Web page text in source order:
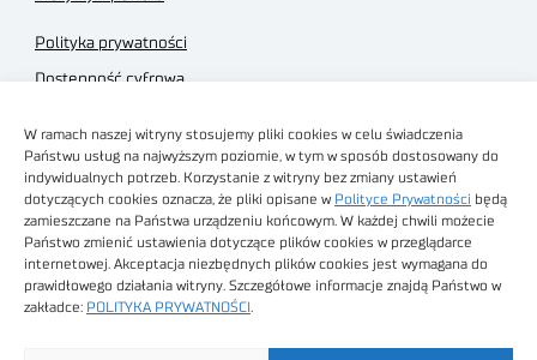
W ramach naszej witryny stosujemy pliki cookies w celu świadczenia
Państwu usług na najwyższym poziomie, w tym w sposób dostosowany do
indywidualnych potrzeb. Korzystanie z witryny bez zmiany ustawień
dotyczących cookies oznacza, że pliki opisane w Polityce Prywatności będą
zamieszczane na Państwa urządzeniu końcowym. W każdej chwili możecie
Państwo zmienić ustawienia dotyczące plików cookies w przeglądarce
internetowej. Akceptacja niezbędnych plików cookies jest wymagana do
prawidłowego działania witryny. Szczegółowe informacje znajdą Państwo w
zakładce: POLITYKA PRYWATNOŚCI
Polityka prywatności
Dostępność cyfrowa
Regulamin sklepu
Obrazy stockowe
autorstwa